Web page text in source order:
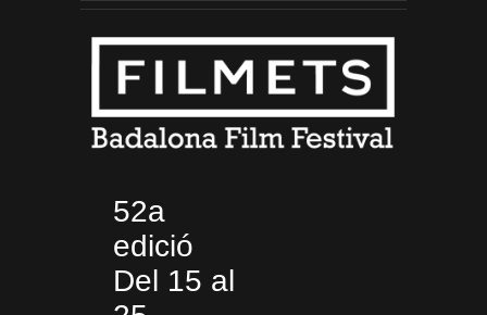
52a
edició
Del 15 al